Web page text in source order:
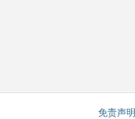
免责声明